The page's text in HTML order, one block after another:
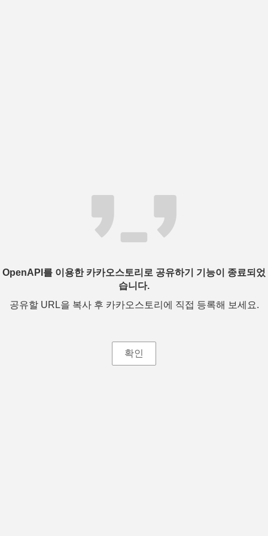
OpenAPI를 이용한 카카오스토리로 공유하기 기능이 종료되었
습니다.
공유할 URL을 복사 후 카카오스토리에 직접 등록해 보세요.
확인